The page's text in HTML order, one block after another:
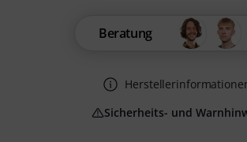
Beratung
Sicherheits- und